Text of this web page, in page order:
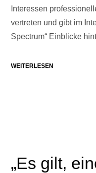
Interessen
vertreten und gibt im
Spectrum“ Einblicke
WEITERLESEN
„Es gilt,